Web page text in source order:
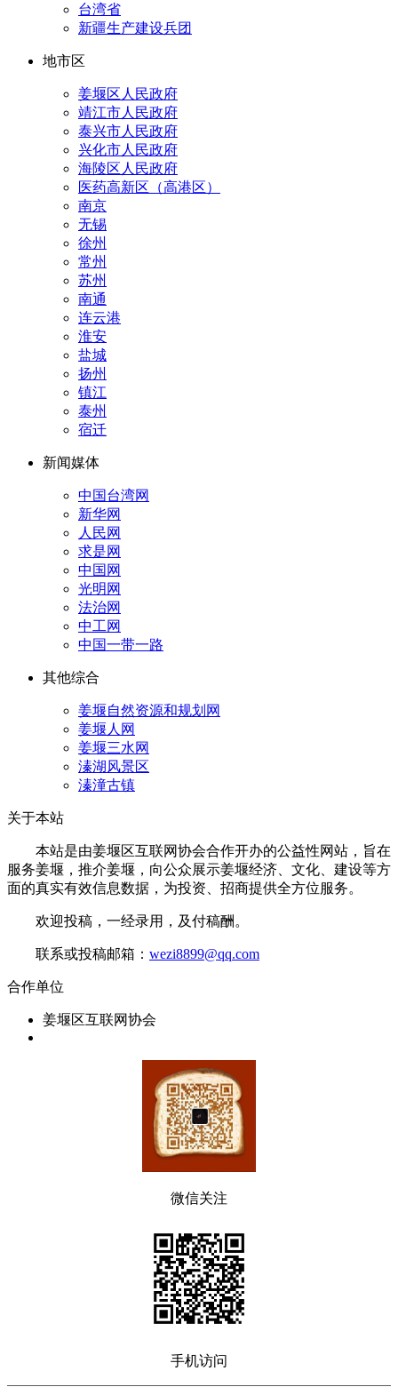
台湾省
新疆生产建设兵团
地市区
姜堰区人民政府
靖江市人民政府
泰兴市人民政府
兴化市人民政府
海陵区人民政府
医药高新区（高港区）
南京
无锡
徐州
常州
苏州
南通
连云港
淮安
盐城
扬州
镇江
泰州
宿迁
新闻媒体
中国台湾网
新华网
人民网
求是网
中国网
光明网
法治网
中工网
中国一带一路
其他综合
姜堰自然资源和规划网
姜堰人网
姜堰三水网
溱湖风景区
溱潼古镇
关于本站
本站是由姜堰区互联网协会合作开办的公益性网站，旨在
服务姜堰，推介姜堰，向公众展示姜堰经济、文化、建设等方
面的真实有效信息数据，为投资、招商提供全方位服务。
欢迎投稿，一经录用，及付稿酬。
联系或投稿邮箱： wezi8899@qq.com
合作单位
姜堰区互联网协会
微信关注
手机访问